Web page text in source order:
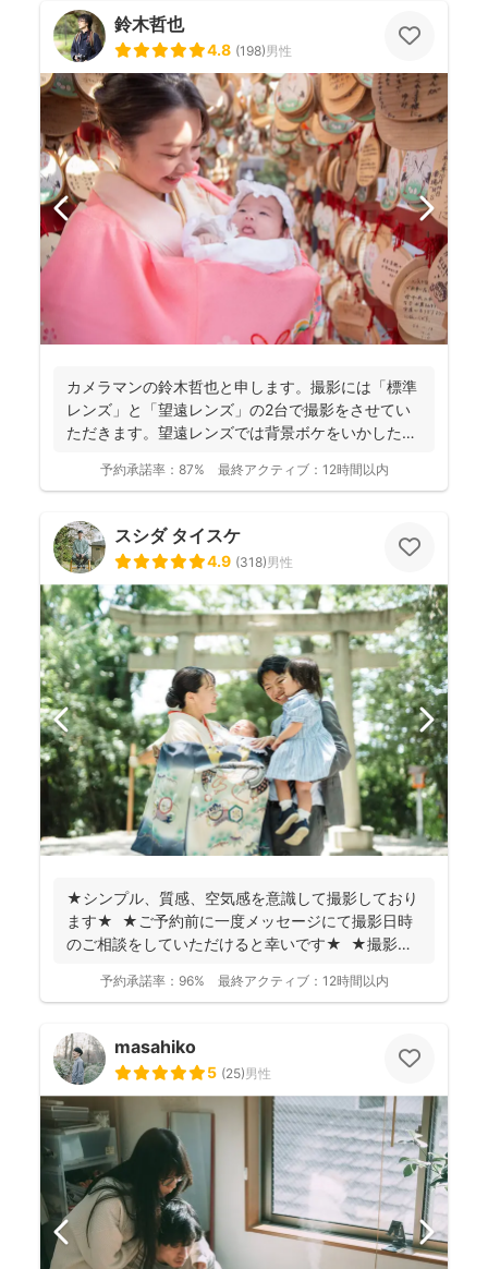
鈴木哲也
4.8 (198)男性
カメラマンの鈴木哲也と申します。撮影には「標準
レンズ」と「望遠レンズ」の2台で撮影をさせてい
ただきます。望遠レンズでは背景ボケをいかしたお
予約承諾率： 87% 最終アクティブ： 12時間以内
スシダ タイスケ
4.9 (318)男性
★シンプル、質感、空気感を意識して撮影しており
ます★ ★ご予約前に一度メッセージにて撮影日時
のご相談をしていただけると幸いです★ ★撮影に
予約承諾率： 96% 最終アクティブ： 12時間以内
masahiko
5 (25)男性